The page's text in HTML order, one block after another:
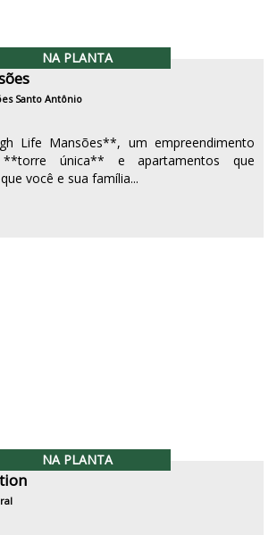
NA PLANTA
Santo Antônio
Life Mansões**, um empreendimento
única** e apartamentos que
você e sua família...
NA PLANTA